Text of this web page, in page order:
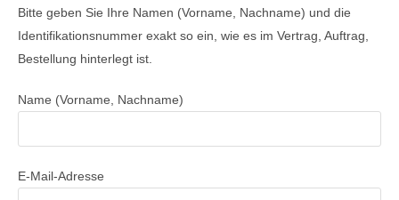
Bitte geben Sie Ihre Namen (Vorname, Nachname) und die
Identifikationsnummer exakt so ein, wie es im Vertrag, Auftrag,
Bestellung hinterlegt ist.
Name (Vorname, Nachname)
E-Mail-Adresse